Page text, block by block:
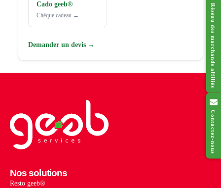
Réseau des marchands affiliés
Contactez-nous
Cado geeb®
Chèque cadeau →
Demander un devis →
Nos solutions
Resto geeb®